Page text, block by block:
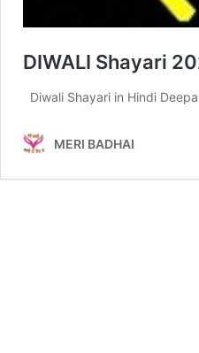
DIWALI Shayari
Diwali Shayari in Hindi
MERI BADHAI